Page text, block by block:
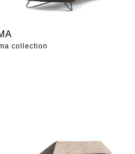
collection